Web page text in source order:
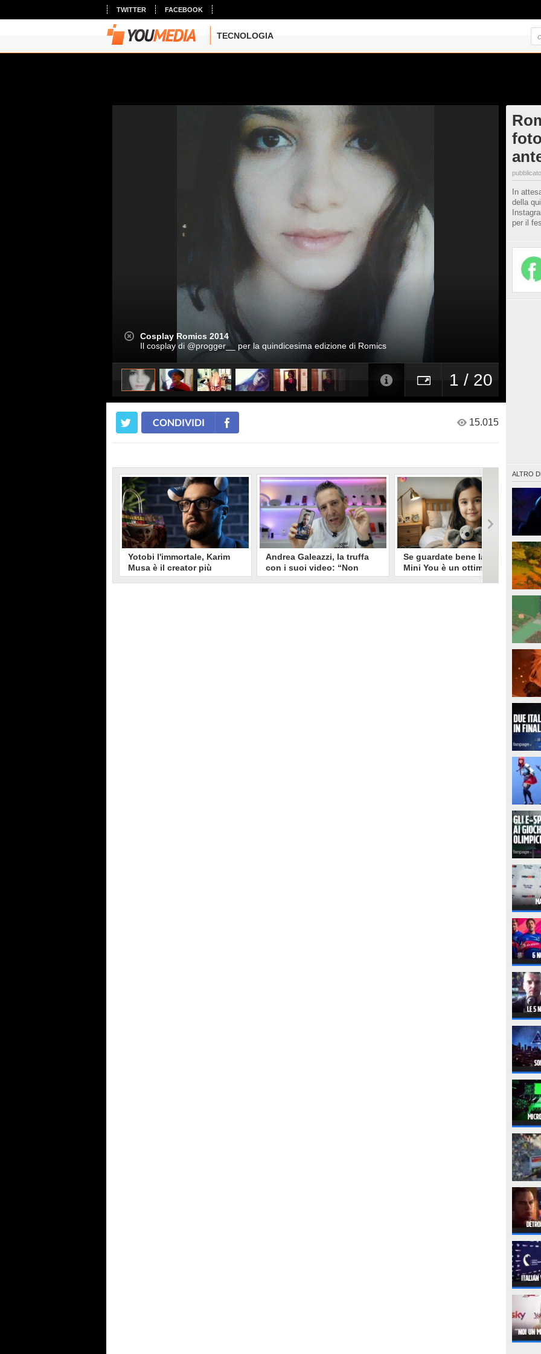
TWITTER FACEBOOK
TECNOLOGIA
Cosplay Romics 2014
Il cosplay di @progger__ per la quindicesima edizione di Romics
1 / 20
In
della
per il
ALTRO DI
CONDIVIDI 15.015
Yotobi l'immortale, Karim
Musa è il creator più
longevo in Italia: il suo
Andrea Galeazzi, la truffa
con i suoi video: “Non
sono io quello. Mi hanno
Se guardate bene la foto
Mini You è un ottimo modo
per regalare i dati
You, in cui si pubblica una foto da
bambini e una attuale, è una vera
generativa. Si stimano 40 milioni
essere "preda" di voraci algoritmi